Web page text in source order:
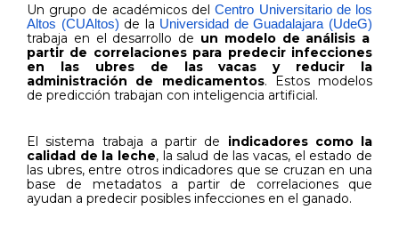
Un grupo de académicos del Centro Universitario de los
Altos (CUAltos) de la Universidad de Guadalajara (UdeG)
trabaja en el desarrollo de un modelo de análisis a
partir de correlaciones para predecir infecciones
en las ubres de las vacas y reducir la
administración de medicamentos. Estos modelos
de predicción trabajan con inteligencia artificial.
El sistema trabaja a partir de indicadores como la
calidad de la leche, la salud de las vacas, el estado de
las ubres, entre otros indicadores que se cruzan en una
base de metadatos a partir de correlaciones que
ayudan a predecir posibles infecciones en el ganado.